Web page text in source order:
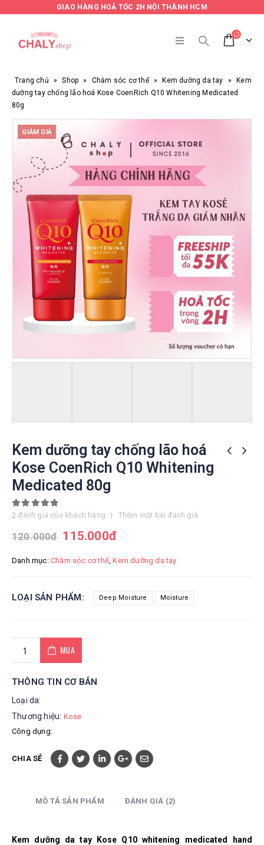
GIAO HÀNG HOẢ TỐC 2H NỘI THÀNH HCM
Trang chủ » Shop » Chăm sóc cơ thể » Kem dưỡng da tay »
Kem
dưỡng tay chống lão hoá Kose CoenRich Q10 Whitening Medicated
80g
GIẢM GIÁ
Kem dưỡng tay chống lão hoá
Kose CoenRich Q10 Whitening
Medicated 80g
5.00out of 5
2 đánh giá của khách hàng | Thêm một bài đánh giá
120.000đ 115.000đ
Danh mục: Chăm sóc cơ thể,Kem dưỡng da tay
LOẠI SẢN PHẨM Deep Moisture Moisture
MUA
THÔNG TIN CƠ BẢN
Loại da:
Thương hiệu: Kose
Công dụng:
CHIA SẺ
MÔ TẢ SẢN PHẨM ĐÁNH GIÁ (2)
Kem dưỡng da tay Kose Q10 whitening medicated hand